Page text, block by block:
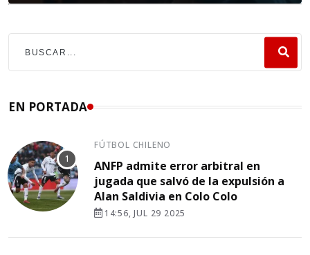
EN PORTADA
FÚTBOL CHILENO
ANFP admite error arbitral en
jugada que salvó de la expulsión a
Alan Saldivia en Colo Colo
14:56, JUL 29 2025